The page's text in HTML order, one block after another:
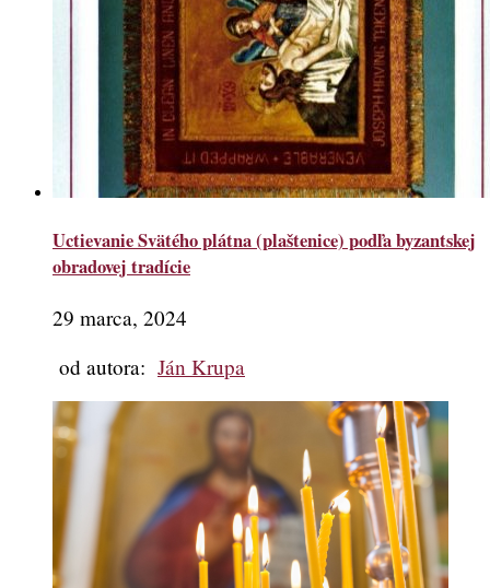
Uctievanie Svätého plátna (plaštenice) podľa byzantskej
obradovej tradície
29 marca, 2024
od autora: Ján Krupa